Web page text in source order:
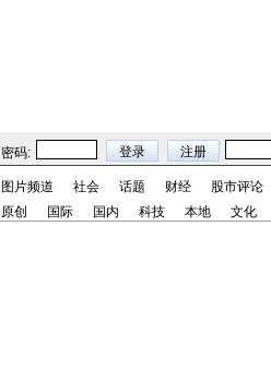
密码:
图片频道 社会 话题 财经
股市评论
原创 国际 国内 科技 本地 文化